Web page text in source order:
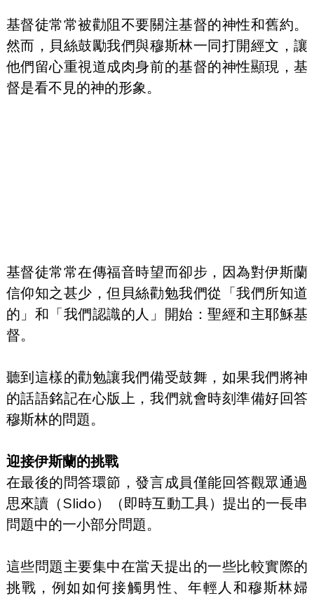
基督徒常常被勸阻不要關注基督的神性和舊約。
然而，貝絲鼓勵我們與穆斯林一同打開經文，讓
他們留心重視道成肉身前的基督的神性顯現，基
督是看不見的神的形象。
基督徒常常在傳福音時望而卻步，因為對伊斯蘭
信仰知之甚少，但貝絲勸勉我們從「我們所知道
的」和「我們認識的人」開始：聖經和主耶穌基
督。
聽到這樣的勸勉讓我們備受鼓舞，如果我們將神
的話語銘記在心版上，我們就會時刻準備好回答
穆斯林的問題。
迎接伊斯蘭的挑戰
在最後的問答環節，發言成員僅能回答觀眾通過
思來讀（Slido）（即時互動工具）提出的一長串
問題中的一小部分問題。
這些問題主要集中在當天提出的一些比較實際的
挑戰，例如如何接觸男性、年輕人和穆斯林婦